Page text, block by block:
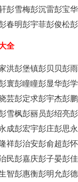
彭雪梅彭沉雷彭宝华
春明彭宇菲彭俊松
全
洪彭堡镇彭贝贝彭
寰彭瞳瞳彭显华彭
芸彭定求彭宇杰彭
雪枫彭丽员彭绍亮
成彭宏宇彭庄彭思永
祥彭治安彭俞超彭
民彭嘉庆彭子晏彭
智彭惠衡彭明允彭